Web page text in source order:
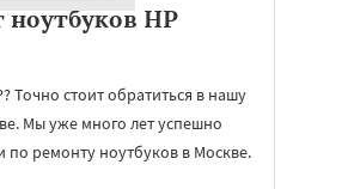
ноутбуков HP
Точно стоит обратиться в нашу
Мы уже много лет успешно
по ремонту ноутбуков в Москве.